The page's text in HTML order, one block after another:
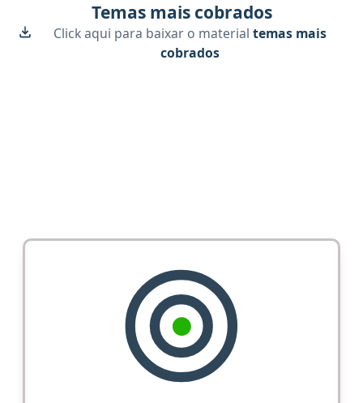
Temas mais cobrados
Click aqui para baixar o material temas mais
cobrados